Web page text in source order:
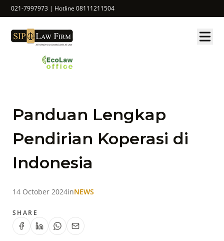
021-7997973 | Hotline 08111211504
Panduan Lengkap
Pendirian Koperasi di
Indonesia
14 October 2024inNEWS
SHARE